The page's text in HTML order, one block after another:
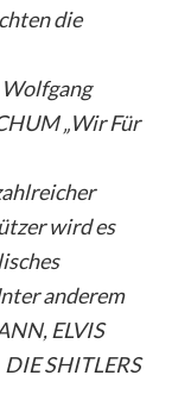
die
„Wir Für
wird es
anderem
ELVIS
SHITLERS